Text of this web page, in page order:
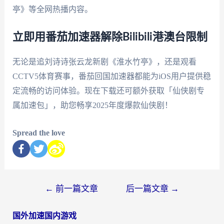
亭》等全网热播内容。
立即用番茄加速器解除Bilibili港澳台限制
无论是追刘诗诗张云龙新剧《淮水竹亭》，还是观看
CCTV5体育赛事，番茄回国加速器都能为iOS用户提供稳
定流畅的访问体验。现在下载还可额外获取「仙侠剧专
属加速包」，助您畅享2025年度爆款仙侠剧！
Spread the love
← 前一篇文章 后一篇文章 →
国外加速国内游戏